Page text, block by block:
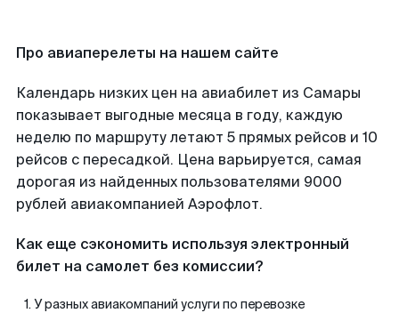
Про авиаперелеты на нашем сайте
Календарь низких цен на авиабилет из Самары
показывает выгодные месяца в году, каждую
неделю по маршруту летают 5 прямых рейсов и 10
рейсов с пересадкой. Цена варьируется, самая
дорогая из найденных пользователями 9000
рублей авиакомпанией Аэрофлот.
Как еще сэкономить используя электронный
билет на самолет без комиссии?
У разных авиакомпаний услуги по перевозке